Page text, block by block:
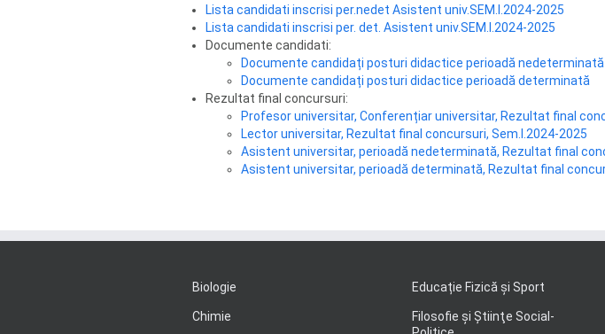
Lista candidati inscrisi per.nedet Asistent univ.SEM.I.2024-2025
Lista candidati inscrisi per. det. Asistent univ.SEM.I.2024-2025
Documente candidati:
Documente candidați posturi didactice perioadă nedeterminată
Documente candidați posturi didactice perioadă determinată
Rezultat final concursuri:
Profesor universitar, Conferențiar universitar, Rezultat final
Lector universitar, Rezultat final concursuri, Sem.I.2024-2025
Asistent universitar, perioadă nedeterminată, Rezultat final
Asistent universitar, perioadă determinată, Rezultat final
Biologie
Chimie
Educație Fizică și Sport
Filosofie şi Ştiinţe Social-